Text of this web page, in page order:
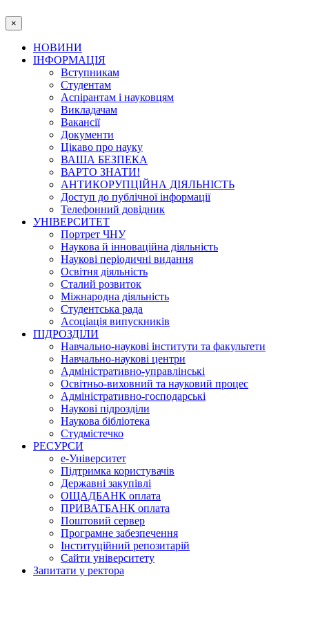
×
НОВИНИ
ІНФОРМАЦІЯ
Вступникам
Студентам
Аспірантам і науковцям
Викладачам
Вакансії
Документи
Цікаво про науку
ВАША БЕЗПЕКА
ВАРТО ЗНАТИ!
АНТИКОРУПЦІЙНА ДІЯЛЬНІСТЬ
Доступ до публічної інформації
Телефонний довідник
УНІВЕРСИТЕТ
Портрет ЧНУ
Наукова й інноваційна діяльність
Наукові періодичні видання
Освітня діяльність
Сталий розвиток
Міжнародна діяльність
Студентська рада
Асоціація випускників
ПІДРОЗДІЛИ
Навчально-наукові інститути та факультети
Навчально-наукові центри
Адміністративно-управлінські
Освітньо-виховний та науковий процес
Адміністративно-господарські
Наукові підрозділи
Наукова бібліотека
Студмістечко
РЕСУРСИ
е-Університет
Підтримка користувачів
Державні закупівлі
ОЩАДБАНК оплата
ПРИВАТБАНК оплата
Поштовий сервер
Програмне забезпечення
Інституційний репозитарій
Сайти університету
Запитати у ректора